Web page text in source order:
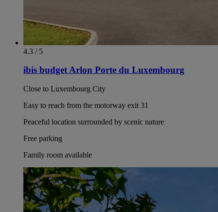
4.3 / 5
ibis budget Arlon Porte du Luxembourg
Close to Luxembourg City
Easy to reach from the motorway exit 31
Peaceful location surrounded by scenic nature
Free parking
Family room available